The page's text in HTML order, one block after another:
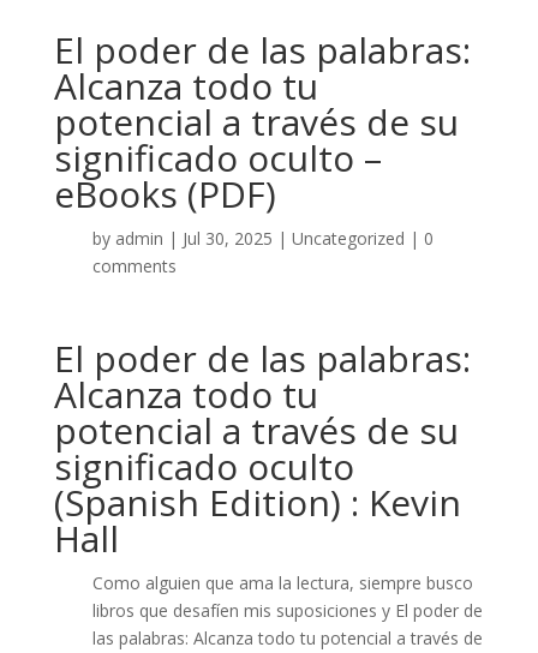
El poder de las palabras:
Alcanza todo tu
potencial a través de su
significado oculto –
eBooks (PDF)
by admin | Jul 30, 2025 | Uncategorized | 0
comments
El poder de las palabras:
Alcanza todo tu
potencial a través de su
significado oculto
(Spanish Edition) : Kevin
Hall
Como alguien que ama la lectura, siempre busco
libros que desafíen mis suposiciones y El poder de
las palabras: Alcanza todo tu potencial a través de